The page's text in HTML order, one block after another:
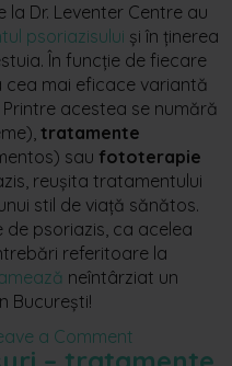
la Dr. Leventer Centre au
psoriazisului și în ținerea
În funcție de fiecare
cea mai eficace variantă
acestea se numără
tratamente
sau fototerapie
reușita tratamentului
stil de viață sănătos.
psoriazis, ca acelea
referitoare la
neîntârziat un
București!
a Comment